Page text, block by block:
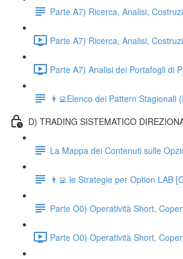
Parte A7) Ricerca, Analisi,
Parte A7) Ricerca, Analisi,
Parte A7) Analisi dei Portafogli di
👨‍💻Elenco dei Pattern Stagionali
D) TRADING SISTEMATICO
La Mappa dei Contenuti sulle
👨‍💻 le Strategie per Option LAB
Parte O0) Operatività Short,
Parte O0) Operatività Short,